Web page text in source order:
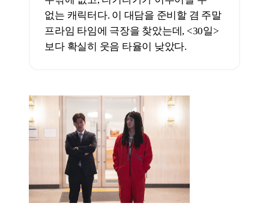
느껴지는 건 확실하다.
아름답다는 생각이 든다. 분명한 매력이
있다. 이건 청춘영화가 거부할 수 없는
장르적 특징이다. 그리고 우리가
청춘영화를 생각할 때 주인공들의
연령대를 어느 정도까지의 범위로 볼 수
있을지를 계속 생각했다. 우리나라에서는
청년 복지 혜택을 줄 때 청년 나이를 만
19세에서 34세, 혹은 19세에서
39세까지로 하는 정책이 많다. 만 34세면